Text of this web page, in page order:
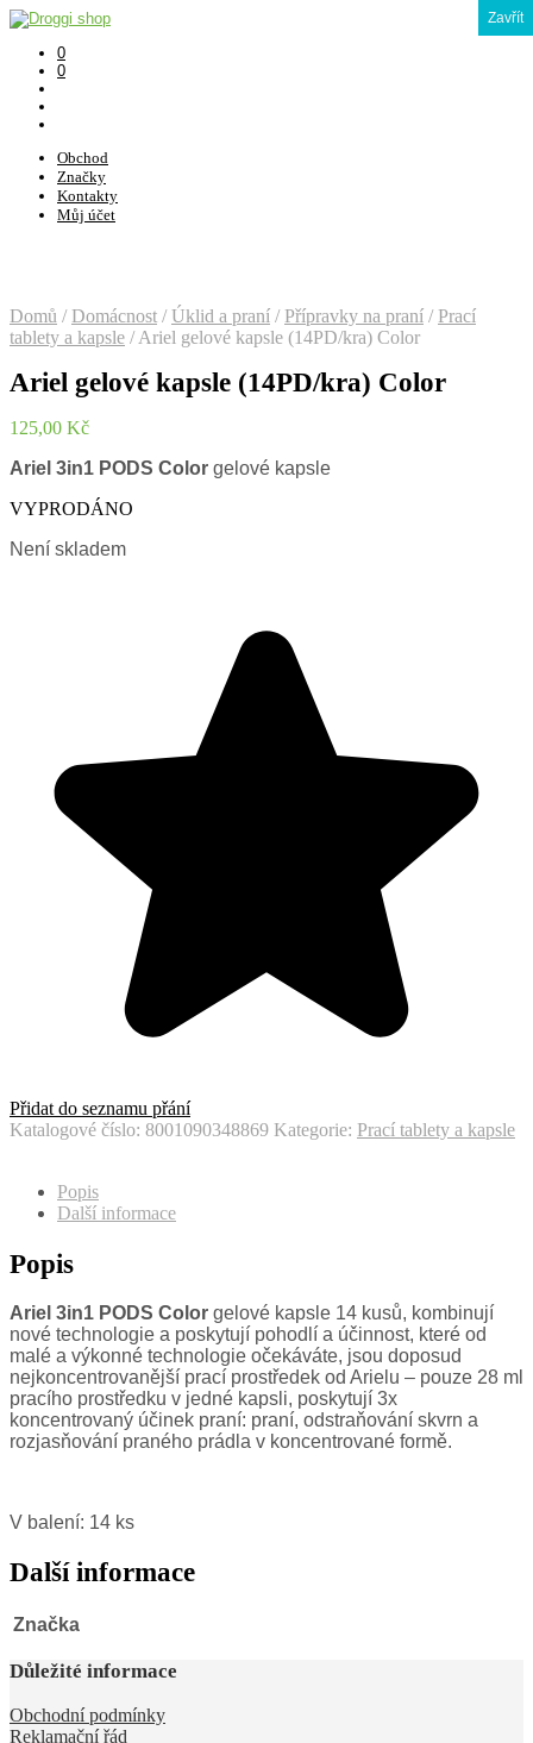
0
0
Obchod
Značky
Kontakty
Můj účet
Domů / Domácnost / Úklid a praní / Přípravky na praní / Prací
tablety a kapsle /Ariel gelové kapsle (14PD/kra) Color
Ariel gelové kapsle (14PD/kra) Color
125,00 Kč
Ariel 3in1 PODS Color gelové kapsle
VYPRODÁNO
Není skladem
Přidat do seznamu přání
Katalogové číslo: 8001090348869 Kategorie: Prací tablety a kapsle
Popis
Další informace
Popis
Ariel 3in1 PODS Color gelové kapsle 14 kusů, kombinují
nové technologie a poskytují pohodlí a účinnost, které od
malé a výkonné technologie očekáváte, jsou doposud
nejkoncentrovanější prací prostředek od Arielu – pouze 28 ml
pracího prostředku v jedné kapsli, poskytují 3x
koncentrovaný účinek praní: praní, odstraňování skvrn a
rozjasňování praného prádla v koncentrované formě.
V balení: 14 ks
Další informace
Značka
Důležité informace
Obchodní podmínky
Reklamační řád
Zavřít